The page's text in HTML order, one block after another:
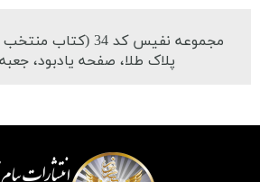
مجموعه نفیس کد 34
پلاک طلا، صفحه یادبود،